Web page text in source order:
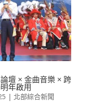
壇 × 金曲音樂 × 跨
年啟用
| 北部綜合新聞